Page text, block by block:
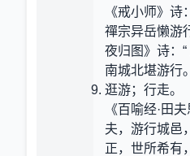
《戒小师》诗
禪宗异岳懒游
夜归图》诗：
南城北堪游行
逛游；行走。
《百喻经·田
夫，游行城邑
正，世所希有